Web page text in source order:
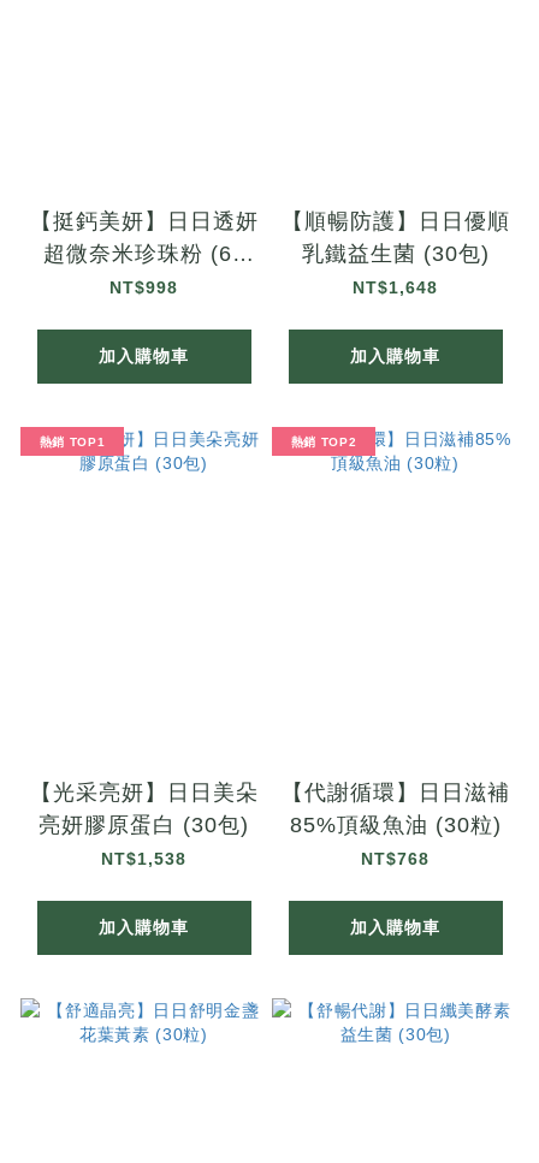
【挺鈣美妍】日日透妍
超微奈米珍珠粉 (60
粒)
NT$998
加入購物車
【順暢防護】日日優順
乳鐵益生菌 (30包)
NT$1,648
加入購物車
熱銷 TOP1
【光采亮妍】日日美朵
亮妍膠原蛋白 (30包)
NT$1,538
加入購物車
熱銷 TOP2
【代謝循環】日日滋補
85%頂級魚油 (30粒)
NT$768
加入購物車